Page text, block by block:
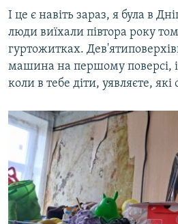
І це є навіть зараз, я була в
люди виїхали півтора року
гуртожитках.
машина на першому поверсі,
коли в тебе діти, уявляєте,